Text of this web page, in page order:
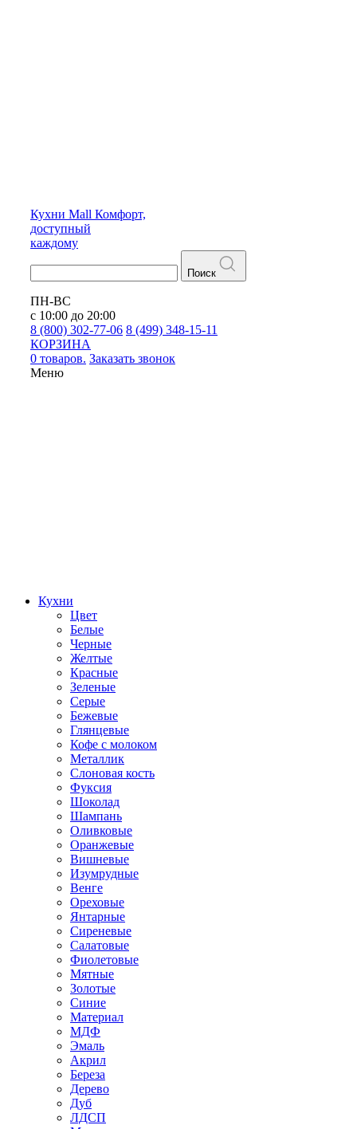
Кухни Mall Комфорт,
доступный
каждому
Поиск
ПН-ВС
с 10:00 до 20:00
8 (800) 302-77-06 8 (499) 348-15-11
КОРЗИНА
0 товаров. Заказать звонок
Меню
Кухни
Цвет
Белые
Черные
Желтые
Красные
Зеленые
Серые
Бежевые
Глянцевые
Кофе с молоком
Металлик
Слоновая кость
Фуксия
Шоколад
Шампань
Оливковые
Оранжевые
Вишневые
Изумрудные
Венге
Ореховые
Янтарные
Сиреневые
Салатовые
Фиолетовые
Мятные
Золотые
Синие
Материал
МДФ
Эмаль
Акрил
Береза
Дерево
Дуб
ЛДСП